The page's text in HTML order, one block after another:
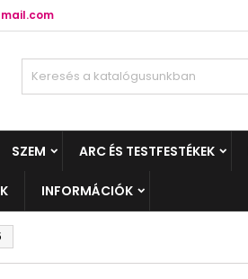
SZEM ARC ÉS TESTFESTÉKEK
INFORMÁCIÓK